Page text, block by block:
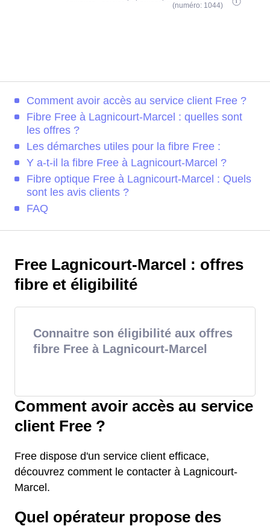
(numéro: 1044)
Comment avoir accès au service client Free ?
Fibre Free à Lagnicourt-Marcel : quelles sont
les offres ?
Les démarches utiles pour la fibre Free :
Y a-t-il la fibre Free à Lagnicourt-Marcel ?
Fibre optique Free à Lagnicourt-Marcel : Quels
sont les avis clients ?
FAQ
Free Lagnicourt-Marcel : offres
fibre et éligibilité
Connaitre son éligibilité aux offres
fibre Free à Lagnicourt-Marcel
Comment avoir accès au service
client Free ?
Free dispose d'un service client efficace,
découvrez comment le contacter à Lagnicourt-
Marcel.
Quel opérateur propose des